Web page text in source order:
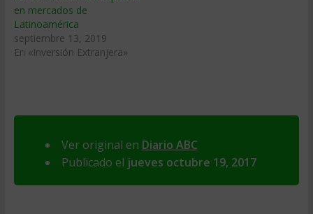
en mercados de
Latinoamérica
septiembre 13, 2019
En «Inversión Extranjera»
Ver original en Diario ABC
Publicado el jueves octubre 19, 2017